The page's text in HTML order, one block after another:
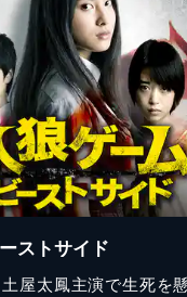
ストサイド
屋太鳳主演で生死を